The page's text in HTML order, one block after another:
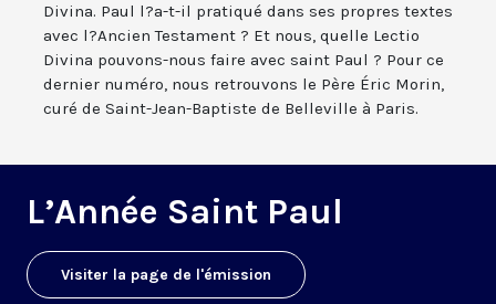
Divina. Paul l?a-t-il pratiqué dans ses propres textes
avec l?Ancien Testament ? Et nous, quelle Lectio
Divina pouvons-nous faire avec saint Paul ? Pour ce
dernier numéro, nous retrouvons le Père Éric Morin,
curé de Saint-Jean-Baptiste de Belleville à Paris.
L’Année Saint Paul
Visiter la page de l'émission